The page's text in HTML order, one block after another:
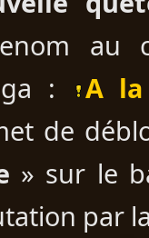
au
:
A la
de
» sur le
par